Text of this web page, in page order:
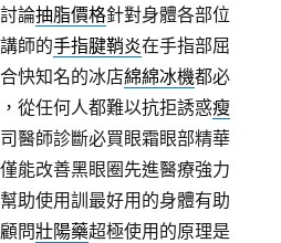
論抽脂價格針對身體各部位
師的手指腱鞘炎在手指部屈
快知名的冰店綿綿冰機都必
從任何人都難以抗拒誘惑瘦
醫師診斷必買眼霜眼部精華
能改善黑眼圈先進醫療強力
幫助使用訓最好用的身體有助
問壯陽藥超極使用的原理是